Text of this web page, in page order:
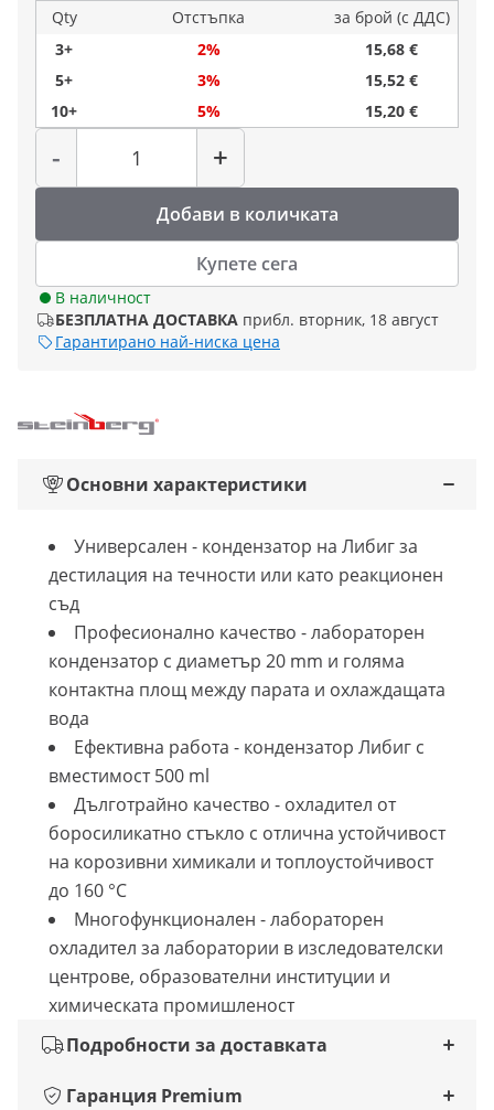
Qty
Отстъпка
за брой (с ДДС)
3+
2%
15,68 €
5+
3%
15,52 €
10+
5% 15,20 €
-
Количество
+
Добави в количката
Купете сега
В наличност
БЕЗПЛАТНА ДОСТАВКА прибл. вторник, 18 август
Гарантирано най-ниска цена
Основни характеристики
Универсален - кондензатор на Либиг за
дестилация на течности или като реакционен
съд
Професионално качество - лабораторен
кондензатор с диаметър 20 mm и голяма
контактна площ между парата и охлаждащата
вода
Ефективна работа - кондензатор Либиг с
вместимост 500 ml
Дълготрайно качество - охладител от
боросиликатно стъкло с отлична устойчивост
на корозивни химикали и топлоустойчивост
до 160 °C
Многофункционален - лабораторен
охладител за лаборатории в изследователски
центрове, образователни институции и
химическата промишленост
Подробности за доставката
Гаранция Premium